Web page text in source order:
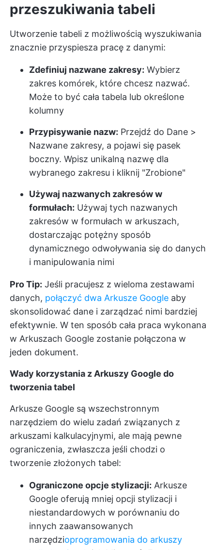
przeszukiwania tabeli
Utworzenie tabeli z możliwością wyszukiwania
znacznie przyspiesza pracę z danymi:
Zdefiniuj nazwane zakresy: Wybierz
zakres komórek, które chcesz nazwać.
Może to być cała tabela lub określone
kolumny
Przypisywanie nazw: Przejdź do Dane >
Nazwane zakresy, a pojawi się pasek
boczny. Wpisz unikalną nazwę dla
wybranego zakresu i kliknij "Zrobione"
Używaj nazwanych zakresów w
formułach: Używaj tych nazwanych
zakresów w formułach w arkuszach,
dostarczając potężny sposób
dynamicznego odwoływania się do danych
i manipulowania nimi
Pro Tip: Jeśli pracujesz z wieloma zestawami
danych, połączyć dwa Arkusze Google aby
skonsolidować dane i zarządzać nimi bardziej
efektywnie. W ten sposób cała praca wykonana
w Arkuszach Google zostanie połączona w
jeden dokument.
Wady korzystania z Arkuszy Google do
tworzenia tabel
Arkusze Google są wszechstronnym
narzędziem do wielu zadań związanych z
arkuszami kalkulacyjnymi, ale mają pewne
ograniczenia, zwłaszcza jeśli chodzi o
tworzenie złożonych tabel:
Ograniczone opcje stylizacji: Arkusze
Google oferują mniej opcji stylizacji i
niestandardowych w porównaniu do
innych zaawansowanych
narzędzioprogramowania do arkuszy